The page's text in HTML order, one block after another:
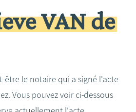
VAN de
être le notaire qui a signé l'acte
Vous pouvez voir ci-dessous